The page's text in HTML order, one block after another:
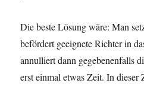
Die beste Lösung wäre: Man
befördert geeignete Richter in
annulliert dann gegebenenfalls
erst einmal etwas Zeit. In dieser